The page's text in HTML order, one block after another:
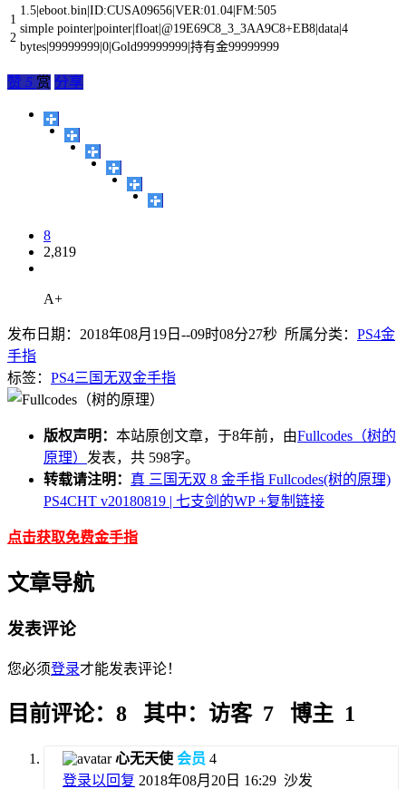
1
2
1.5 eboot.bin ID:CUSA09656 VER:01.04 FM:505
simple pointer pointer float @19E69C8_3_3AA9C8+EB8 data 4
bytes 99999999 0 Gold99999999 持有金99999999
赞 5 赏 分享
8
2,819
A+
发布日期：2018年08月19日--09时08分27秒 所属分类： PS4金
手指
标签： PS4三国无双金手指
版权声明： 本站原创文章，于8年前，由Fullcodes（树的
原理） 发表，共 598字。
转载请注明： 真 三国无双 8 金手指 Fullcodes(树的原理)
PS4CHT v20180819 | 七支剑的WP+复制链接
点击获取免费金手指
文章导航
发表评论
您必须登录才能发表评论！
目前评论：8 其中：访客 7 博主 1
心无天使 会员 4
登录以回复 2018年08月20日 16:29 沙发